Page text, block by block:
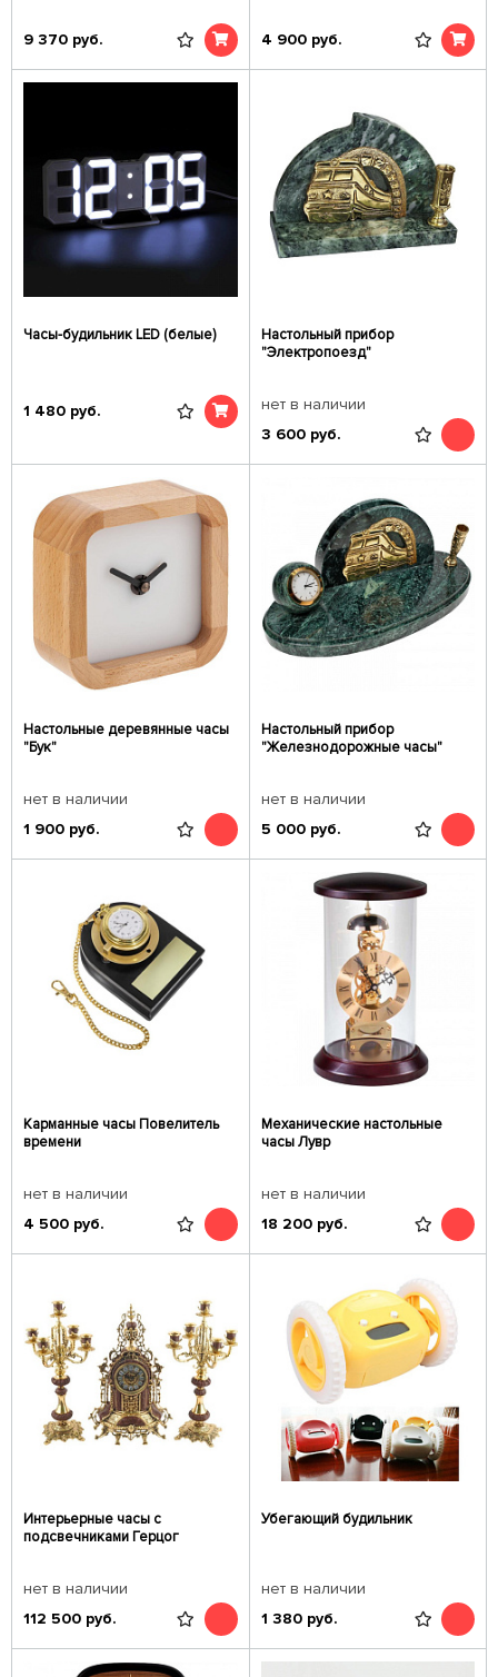
9 370 руб. 4 900 руб.
Часы-будильник LED (белые)
1 480 руб.
Настольный прибор
"Электропоезд"
нет в наличии
3 600 руб.
Настольные деревянные часы
"Бук"
нет в наличии
1 900 руб.
Настольный прибор
"Железнодорожные часы"
нет в наличии
5 000 руб.
Карманные часы Повелитель
времени
нет в наличии
4 500 руб.
Механические настольные
часы Лувр
нет в наличии
18 200 руб.
Интерьерные часы с
подсвечниками Герцог
нет в наличии
112 500 руб.
Убегающий будильник
нет в наличии
1 380 руб.